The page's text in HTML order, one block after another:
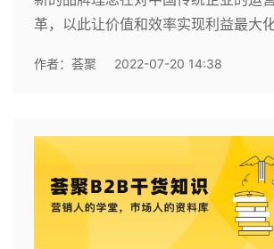
革，以此让价值和效率实现利益最大化
作者： 荟聚 2022-07-20 14:38